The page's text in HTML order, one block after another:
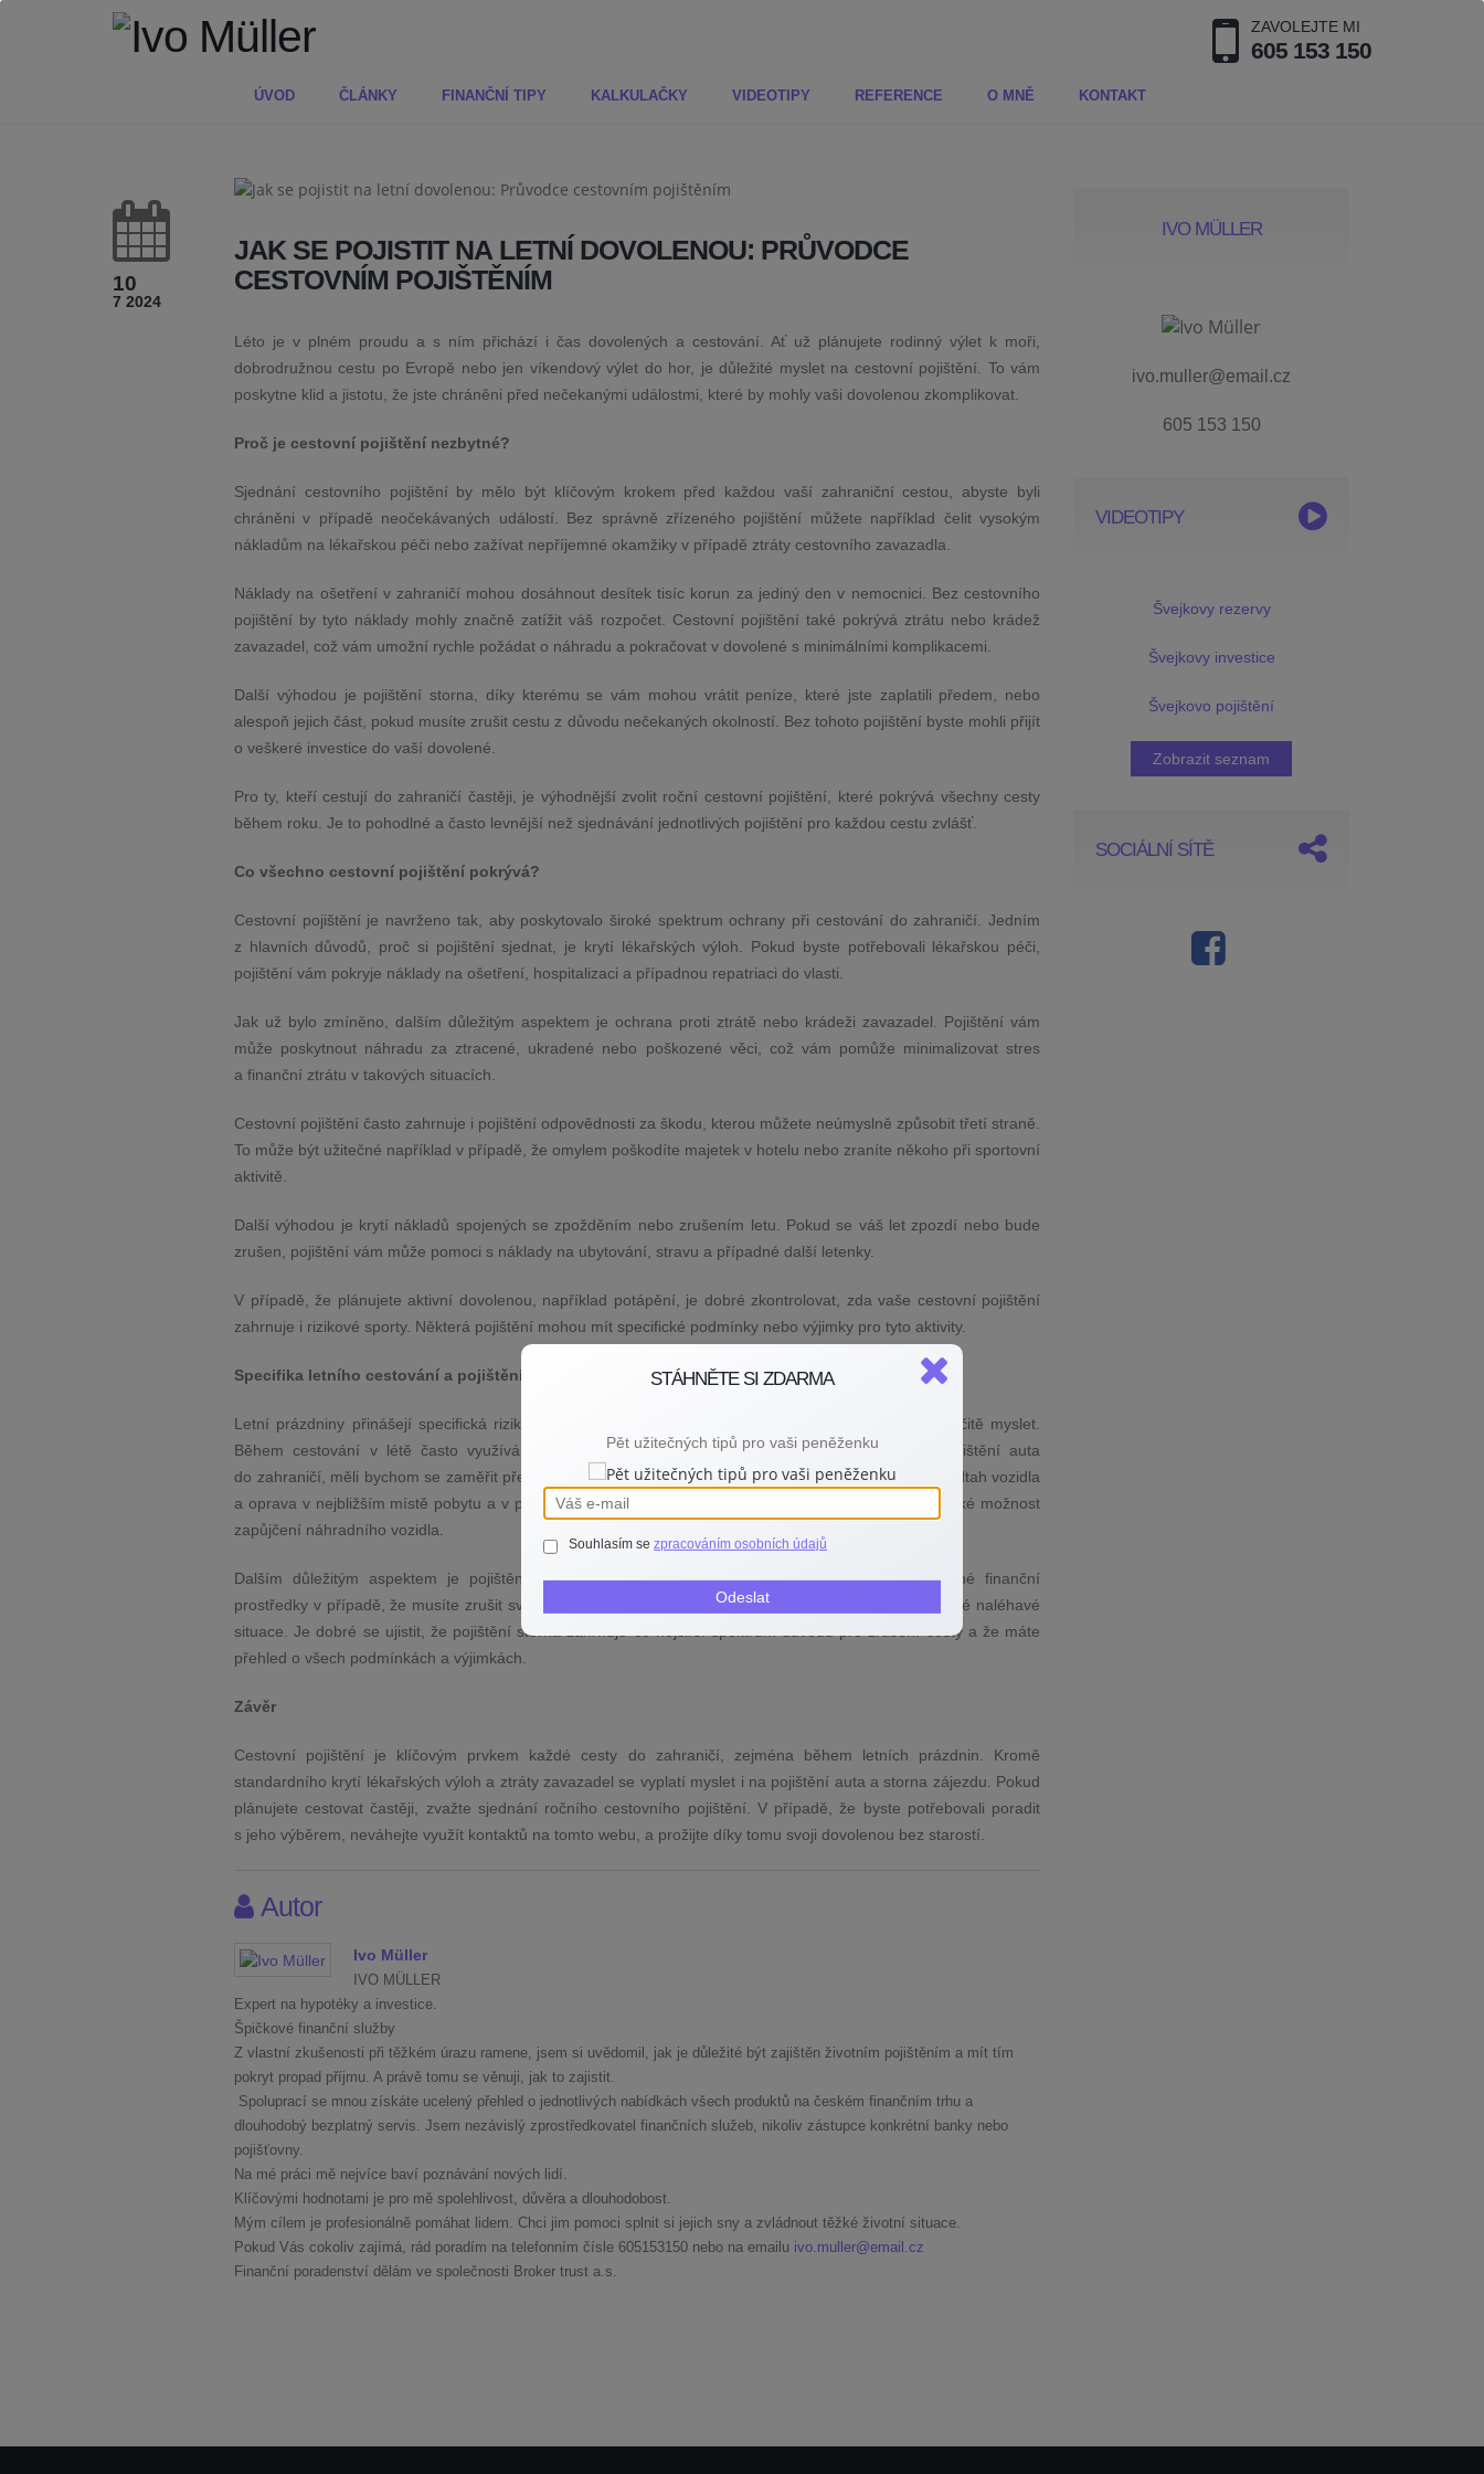
ZAVOLEJTE MI
605 153 150
ÚVOD ČLÁNKY FINANČNÍ TIPY KALKULAČKY VIDEOTIPY REFERENCE O MNĚ KONTAKT
10
7 2024
JAK SE POJISTIT NA LETNÍ DOVOLENOU: PRŮVODCE
CESTOVNÍM POJIŠTĚNÍM
Léto je v plném proudu a s ním přichází i čas dovolených a cestování. Ať už plánujete rodinný výlet k moři,
dobrodružnou cestu po Evropě nebo jen víkendový výlet do hor, je důležité myslet na cestovní pojištění. To vám
poskytne klid a jistotu, že jste chráněni před nečekanými událostmi, které by mohly vaši dovolenou zkomplikovat.
Proč je cestovní pojištění nezbytné?
Sjednání cestovního pojištění by mělo být klíčovým krokem před každou vaší zahraniční cestou, abyste byli
chráněni v případě neočekávaných událostí. Bez správně zřízeného pojištění můžete například čelit vysokým
nákladům na lékařskou péči nebo zažívat nepříjemné okamžiky v případě ztráty cestovního zavazadla.
Náklady na ošetření v zahraničí mohou dosáhnout desítek tisíc korun za jediný den v nemocnici. Bez cestovního
pojištění by tyto náklady mohly značně zatížit váš rozpočet. Cestovní pojištění také pokrývá ztrátu nebo krádež
zavazadel, což vám umožní rychle požádat o náhradu a pokračovat v dovolené s minimálními komplikacemi.
Další výhodou je pojištění storna, díky kterému se vám mohou vrátit peníze, které jste zaplatili předem, nebo
alespoň jejich část, pokud musíte zrušit cestu z důvodu nečekaných okolností. Bez tohoto pojištění byste mohli přijít
o veškeré investice do vaší dovolené.
Pro ty, kteří cestují do zahraničí častěji, je výhodnější zvolit roční cestovní pojištění, které pokrývá všechny cesty
během roku. Je to pohodlné a často levnější než sjednávání jednotlivých pojištění pro každou cestu zvlášť.
Co všechno cestovní pojištění pokrývá?
Cestovní pojištění je navrženo tak, aby poskytovalo široké spektrum ochrany při cestování do zahraničí. Jedním
z hlavních důvodů, proč si pojištění sjednat, je krytí lékařských výloh. Pokud byste potřebovali lékařskou péči,
pojištění vám pokryje náklady na ošetření, hospitalizaci a případnou repatriaci do vlasti.
Jak už bylo zmíněno, dalším důležitým aspektem je ochrana proti ztrátě nebo krádeži zavazadel. Pojištění vám
může poskytnout náhradu za ztracené, ukradené nebo poškozené věci, což vám pomůže minimalizovat stres
a finanční ztrátu v takových situacích.
Cestovní pojištění často zahrnuje i pojištění odpovědnosti za škodu, kterou můžete neúmyslně způsobit třetí straně.
To může být užitečné například v případě, že omylem poškodíte majetek v hotelu nebo zraníte někoho při sportovní
aktivitě.
Další výhodou je krytí nákladů spojených se zpožděním nebo zrušením letu. Pokud se váš let zpozdí nebo bude
zrušen, pojištění vám může pomoci s náklady na ubytování, stravu a případné další letenky.
V případě, že plánujete aktivní dovolenou, například potápění, je dobré zkontrolovat, zda vaše cestovní pojištění
zahrnuje i rizikové sporty. Některá pojištění mohou mít specifické podmínky nebo výjimky pro tyto aktivity.
Specifika letního cestování a pojištění auta či storna zájezdu
Letní prázdniny přinášejí specifická rizika, na která byste při sjednávání cestovního pojištění měli určitě myslet.
Během cestování v létě často využíváme auto, ať už vlastní nebo pronajaté. Když vybíráme pojištění auta
do zahraničí, měli bychom se zaměřit především na rozsah asistenčních služeb. Součástí by měl být odtah vozidla
a oprava v nejbližším místě pobytu a v případě závažnějších poruch i odtah zpět domů. Užitečná je také možnost
zapůjčení náhradního vozidla.
Dalším důležitým aspektem je pojištění storna zájezdu nebo ubytování. Může vám ušetřit značné finanční
prostředky v případě, že musíte zrušit svou cestu kvůli nečekaným okolnostem, jako je nemoc nebo jiné naléhavé
situace. Je dobré se ujistit, že pojištění storna zahrnuje co nejširší spektrum důvodů pro zrušení cesty a že máte
přehled o všech podmínkách a výjimkách.
Závěr
Cestovní pojištění je klíčovým prvkem každé cesty do zahraničí, zejména během letních prázdnin. Kromě
standardního krytí lékařských výloh a ztráty zavazadel se vyplatí myslet i na pojištění auta a storna zájezdu. Pokud
plánujete cestovat častěji, zvažte sjednání ročního cestovního pojištění. V případě, že byste potřebovali poradit
s jeho výběrem, neváhejte využít kontaktů na tomto webu, a prožijte díky tomu svoji dovolenou bez starostí.
Autor
Ivo Müller
IVO MÜLLER
Expert na hypotéky a investice.
Špičkové finanční služby
Z vlastní zkušenosti při těžkém úrazu ramene, jsem si uvědomil, jak je důležité být zajištěn životním pojištěním a mít tím
pokryt propad příjmu. A právě tomu se věnuji, jak to zajistit.
Spoluprací se mnou získáte ucelený přehled o jednotlivých nabídkách všech produktů na českém finančním trhu a
dlouhodobý bezplatný servis. Jsem nezávislý zprostředkovatel finančních služeb, nikoliv zástupce konkrétní banky nebo
pojišťovny.
Na mé práci mě nejvíce baví poznávání nových lidí.
Klíčovými hodnotami je pro mě spolehlivost, důvěra a dlouhodobost.
Mým cílem je profesionálně pomáhat lidem. Chci jim pomoci splnit si jejich sny a zvládnout těžké životní situace.
Pokud Vás cokoliv zajímá, rád poradím na telefonním čísle 605153150 nebo na emailu ivo.muller@email.cz
Finanční poradenství dělám ve společnosti Broker trust a.s.
IVO MÜLLER
ivo.muller@email.cz
605 153 150
VIDEOTIPY
Švejkovy rezervy
Švejkovy investice
Švejkovo pojištění
Zobrazit seznam
SOCIÁLNÍ SÍTĚ
STÁHNĚTE SI ZDARMA
Pět užitečných tipů pro vaši peněženku
Souhlasím se zpracováním osobních údajů
Odeslat